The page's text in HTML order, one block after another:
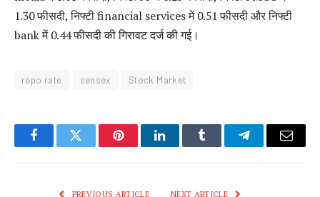
1.30 फीसदी, निफ्टी financial services में 0.51 फीसदी और निफ्टी
bank में 0.44 फीसदी की गिरावट दर्ज की गई।
repo rate sensex Stock Market
FacebookTwitter PinterestLinkedInTumblr TelegramEmail
PREVIOUS ARTICLE NEXT ARTICLE